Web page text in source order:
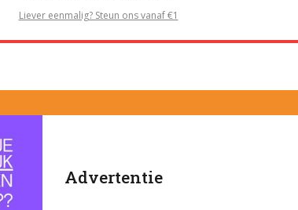
Liever eenmalig? Steun ons vanaf €1
Advertentie